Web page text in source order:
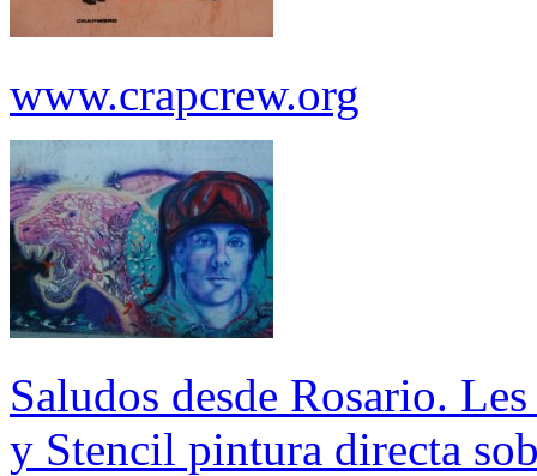
www.crapcrew.org
Saludos desde Rosario.
y Stencil pintura directa